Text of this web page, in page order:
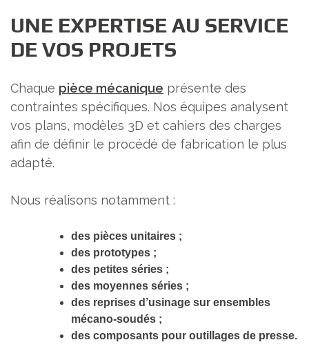
UNE EXPERTISE AU SERVICE
DE VOS PROJETS
Chaque pièce mécanique présente des
contraintes spécifiques. Nos équipes analysent
vos plans, modèles 3D et cahiers des charges
afin de définir le procédé de fabrication le plus
adapté.
Nous réalisons notamment :
des pièces unitaires ;
des prototypes ;
des petites séries ;
des moyennes séries ;
des reprises d’usinage sur ensembles
mécano-soudés ;
des composants pour outillages de presse.